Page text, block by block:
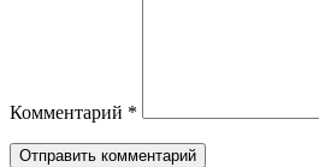
Комментарий *